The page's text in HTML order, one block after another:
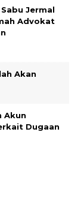
Jermal
Advokat
Akan
Akun
Dugaan